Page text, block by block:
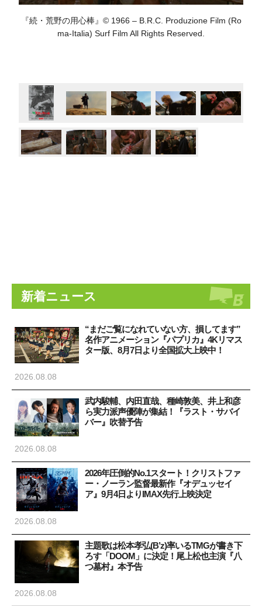
『続・荒野の用心棒』© 1966 – B.R.C. Produzione Film (Ro
ma-Italia) Surf Film All Rights Reserved.
新着ニュース
“まだご覧になれていない方、損してます”
名作アニメーション『パプリカ』4Kリマス
ター版、8月7日より全国拡大上映中！
2026.08.08
武内駿輔、内田直哉、種崎敦美、井上和彦
ら実力派声優陣が集結！『ラスト・サバイ
バー』吹替予告
2026.08.08
2026年圧倒的No.1スタート！クリストファ
ー・ノーラン監督最新作『オデュッセイ
ア』9月4日よりIMAX先行上映決定
2026.08.08
主題歌は松本孝弘(B’z)率いるTMGが書き下
ろす「DOOM」に決定！尾上松也主演『八
つ墓村』本予告
2026.08.08